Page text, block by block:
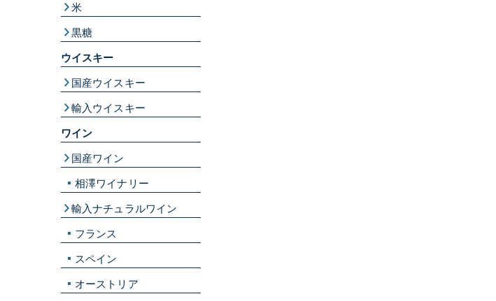
米
黒糖
ウイスキー
国産ウイスキー
輸入ウイスキー
ワイン
国産ワイン
相澤ワイナリー
輸入ナチュラルワイン
フランス
スペイン
オーストリア